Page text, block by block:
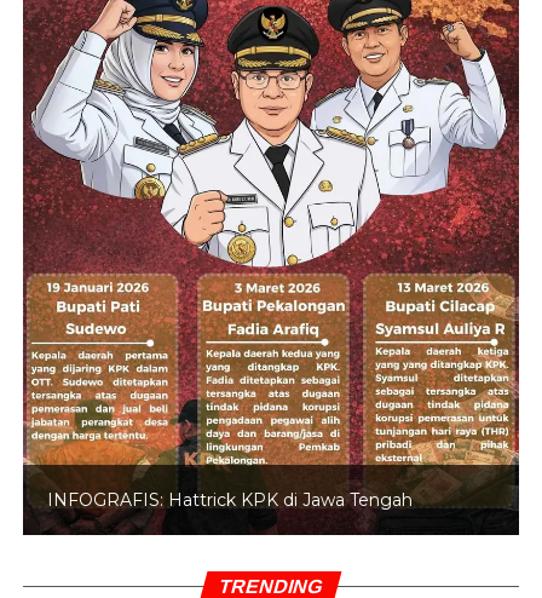
INFOGRAFIS: Hattrick KPK di Jawa Tengah
TRENDING